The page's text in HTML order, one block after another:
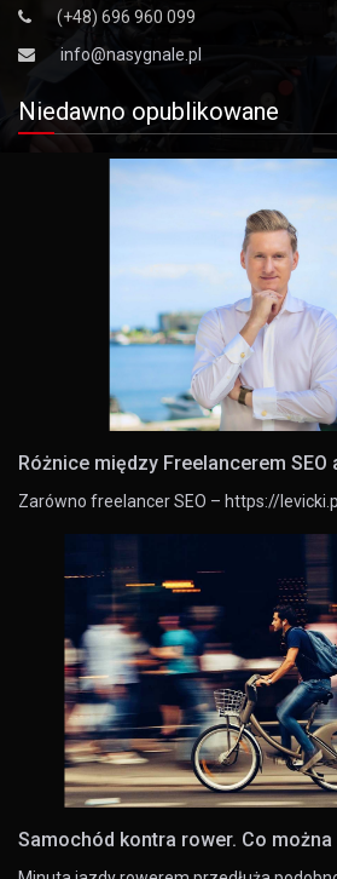
(+48) 696 960 099
info@nasygnale.pl
Niedawno opublikowane
Różnice między Freelancerem SEO
Zarówno freelancer SEO – https://
Samochód kontra rower. Co